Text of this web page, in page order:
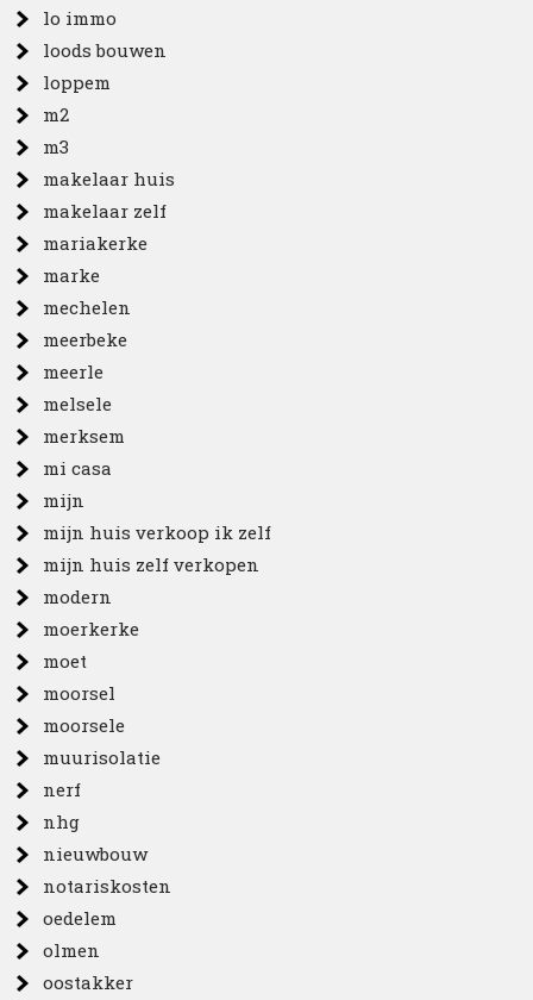
lo immo
loods bouwen
loppem
m2
m3
makelaar huis
makelaar zelf
mariakerke
marke
mechelen
meerbeke
meerle
melsele
merksem
mi casa
mijn
mijn huis verkoop ik zelf
mijn huis zelf verkopen
modern
moerkerke
moet
moorsel
moorsele
muurisolatie
nerf
nhg
nieuwbouw
notariskosten
oedelem
olmen
oostakker